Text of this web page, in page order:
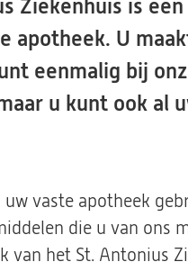
Ziekenhuis is
apotheek. U
eenmalig bij
u kunt ook al
vaste apotheek
die u van ons
van het St. Antonius